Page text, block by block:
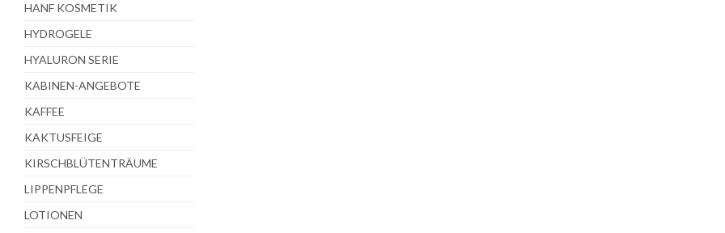
HANF KOSMETIK
HYDROGELE
HYALURON SERIE
KABINEN-ANGEBOTE
KAFFEE
KAKTUSFEIGE
KIRSCHBLÜTENTRÄUME
LIPPENPFLEGE
LOTIONEN